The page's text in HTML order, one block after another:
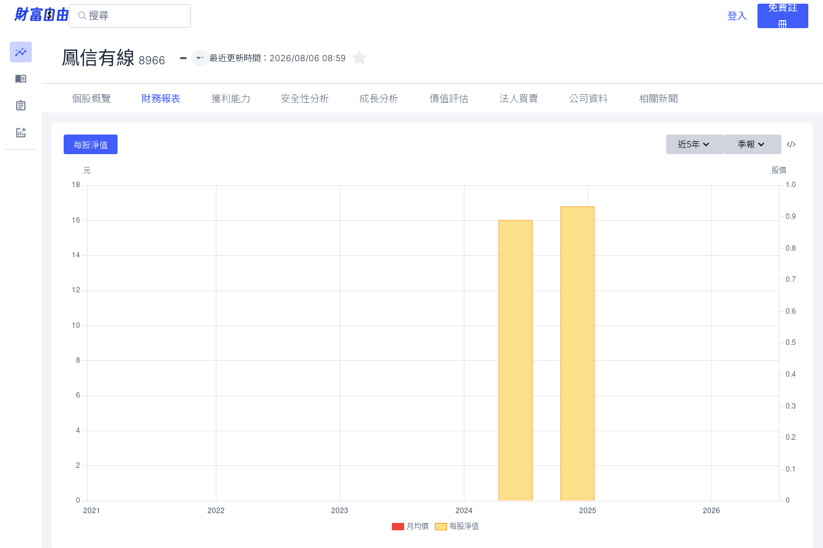
登入
免費註
冊
鳳信有線 8966 - - 最近更新時間： 2026/08/06 08:59
個股概覽 財務報表 獲利能力 安全性分析 成長分析 價值評估 法人買賣 公司資料 相關新聞
每股淨值 近5年 季報
月均價 每股淨值